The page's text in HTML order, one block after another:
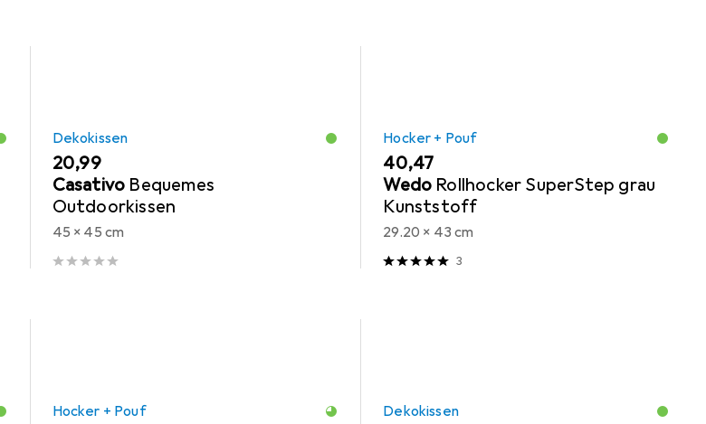
Dekokissen
EUR
20,99
Casativo Bequemes
Outdoorkissen
45 x 45 cm
Hocker + Pouf
EUR
40,47
Wedo Rollhocker SuperStep grau
Kunststoff
29.20 x 43 cm
3
Hocker + Pouf Dekokissen